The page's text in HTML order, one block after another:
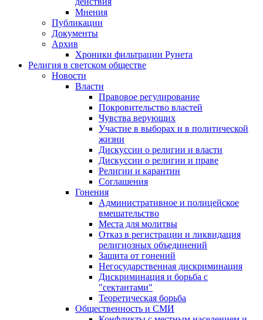
Мнения
Публикации
Документы
Архив
Хроники фильтрации Рунета
Религия в светском обществе
Новости
Власти
Правовое регулирование
Покровительство властей
Чувства верующих
Участие в выборах и в политической
жизни
Дискуссии о религии и власти
Дискуссии о религии и праве
Религии и карантин
Соглашения
Гонения
Административное и полицейское
вмешательство
Места для молитвы
Отказ в регистрации и ликвидация
религиозных объединений
Защита от гонений
Негосударственная дискриминация
Дискриминация и борьба с
"сектантами"
Теоретическая борьба
Общественность и СМИ